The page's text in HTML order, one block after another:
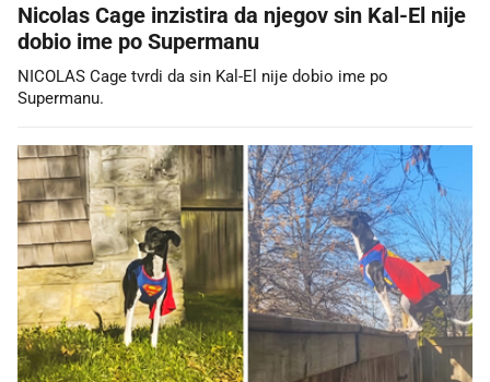
Nicolas Cage inzistira da njegov sin Kal-El nije
dobio ime po Supermanu
NICOLAS Cage tvrdi da sin Kal-El nije dobio ime po
Supermanu.